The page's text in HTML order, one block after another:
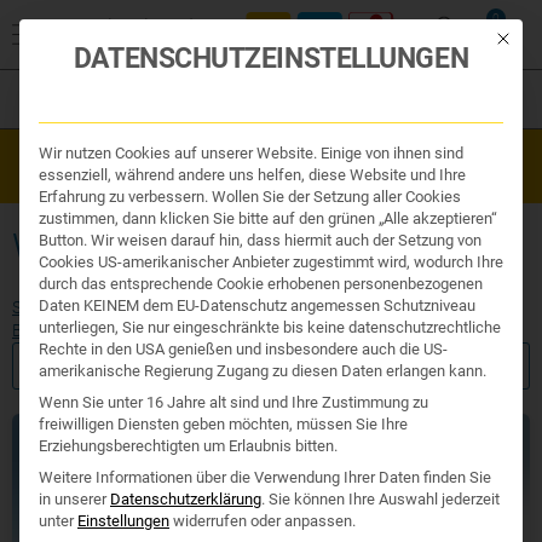
0
Organe & Organ Uhr
Traditionelle Medizin
Nahrungsergänzung
Kosmetik und Hygiene
Ihr Apotheker
Westend Online-Shop: Sicher, schnell und 24/7 für Sie da!
Gratisversand ab €50
WACHSTUMSMILCH - JAHRE
Start/Produktsuche/Ihr Apotheker/Mutter und
Baby/ Wachstumsmilch - Jahre
FILTER ANZEIGEN
Mit
DATENSCHUTZEINSTELLUNGEN
Wir nutzen Cookies auf unserer Website. Einige von ihnen sind
essenziell, während andere uns helfen, diese Website und Ihre
Erfahrung zu verbessern. Wollen Sie der Setzung aller Cookies
zustimmen, dann klicken Sie bitte auf den grünen „Alle akzeptieren“
Button. Wir weisen darauf hin, dass hiermit auch der Setzung von
Cookies US-amerikanischer Anbieter zugestimmt wird, wodurch Ihre
durch das entsprechende Cookie erhobenen personenbezogenen
Daten KEINEM dem EU-Datenschutz angemessen Schutzniveau
unterliegen, Sie nur eingeschränkte bis keine datenschutzrechtliche
Rechte in den USA genießen und insbesondere auch die US-
amerikanische Regierung Zugang zu diesen Daten erlangen kann.
Wenn Sie unter 16 Jahre alt sind und Ihre Zustimmung zu
freiwilligen Diensten geben möchten, müssen Sie Ihre
Erziehungsberechtigten um Erlaubnis bitten.
Weitere Informationen über die Verwendung Ihrer Daten finden Sie
in unserer Datenschutzerklärung. Sie können Ihre Auswahl jederzeit
unter Einstellungen widerrufen oder anpassen.